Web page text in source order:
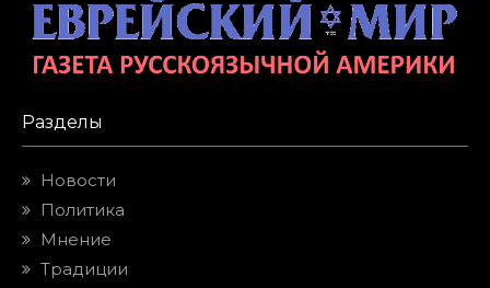
Разделы
Новости
Политика
Мнение
Традиции